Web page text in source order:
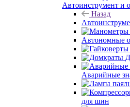
Автоинструмент и
Назад
Автономные
Аварийные
для шин